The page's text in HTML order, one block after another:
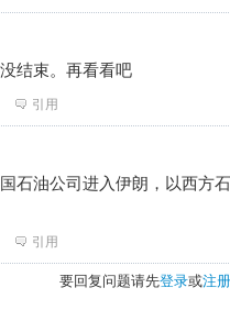
结束。再看看吧
引用
石油公司进入伊朗，以西方
引用
要回复问题请先登录或注册